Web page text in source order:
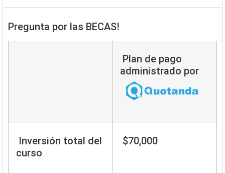
Pregunta por las BECAS!
Plan de pago
administrado por
Inversión total del
curso
$70,000